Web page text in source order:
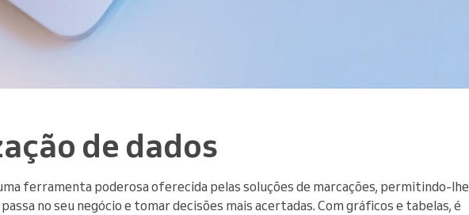
de dados
ferramenta poderosa oferecida pelas soluções de marcações, permitindo-lhe
no seu negócio e tomar decisões mais acertadas. Com gráficos e tabelas, é